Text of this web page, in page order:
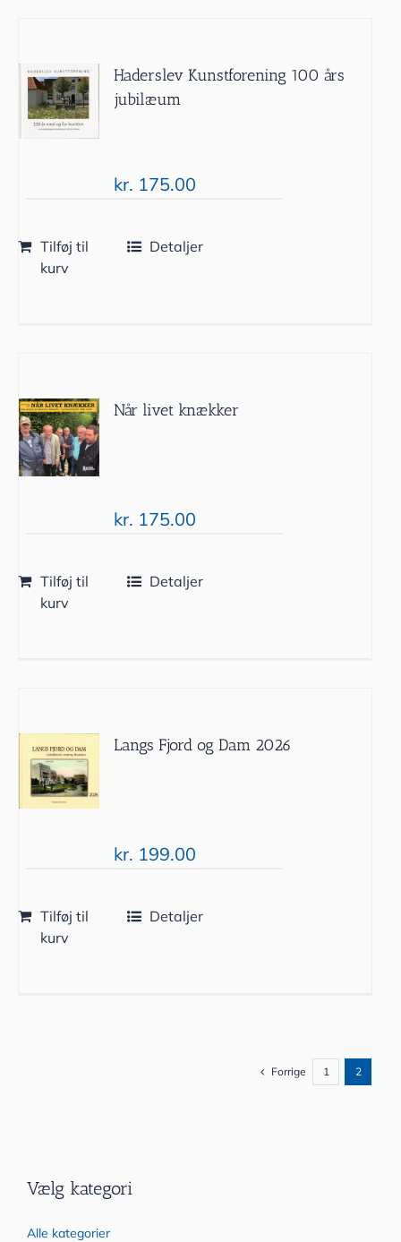
Haderslev Kunstforening 100 års
jubilæum
kr. 175.00
Tilføj til
kurv
Detaljer
Når livet knækker
kr. 175.00
Tilføj til
kurv
Detaljer
Langs Fjord og Dam 2026
kr. 199.00
Tilføj til
kurv
Detaljer
Forrige 1 2
Vælg kategori
Alle kategorier